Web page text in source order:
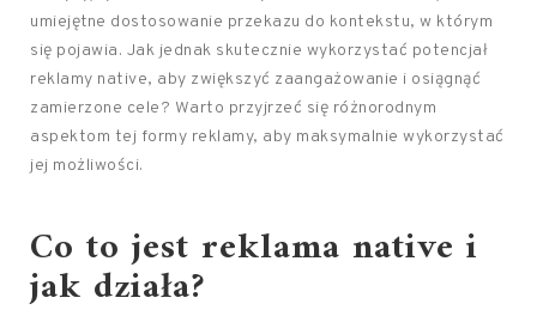
umiejętne dostosowanie przekazu do kontekstu, w którym
się pojawia. Jak jednak skutecznie wykorzystać potencjał
reklamy native, aby zwiększyć zaangażowanie i osiągnąć
zamierzone cele? Warto przyjrzeć się różnorodnym
aspektom tej formy reklamy, aby maksymalnie wykorzystać
jej możliwości.
Co to jest reklama native i
jak działa?